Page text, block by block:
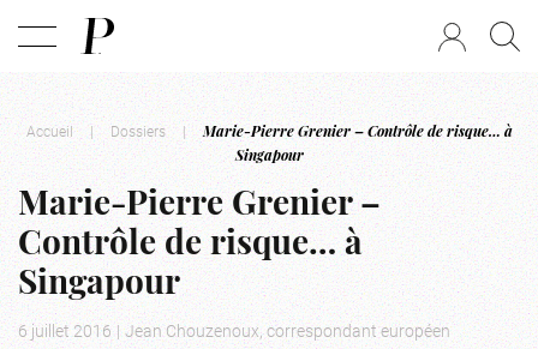
Accueil | Dossiers |
Marie-Pierre Grenier – Contrôle de risque… à
Singapour
Marie-Pierre Grenier –
Contrôle de risque… à
Singapour
6 juillet 2016 | Jean Chouzenoux, correspondant européen